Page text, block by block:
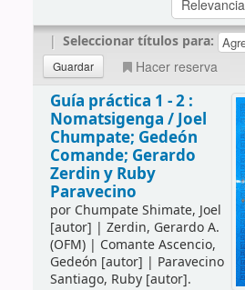
| Seleccionar títulos para:
Hacer reserva
Guía práctica 1 - 2 :
Nomatsigenga /Joel
Chumpate; Gedeón
Comande; Gerardo
Zerdin y Ruby
Paravecino
por Chumpate Shimate, Joel
[autor] | Zerdin, Gerardo A.
(OFM)| Comante Ascencio,
Gedeón [autor] | Paravecino
Santiago, Ruby[autor].